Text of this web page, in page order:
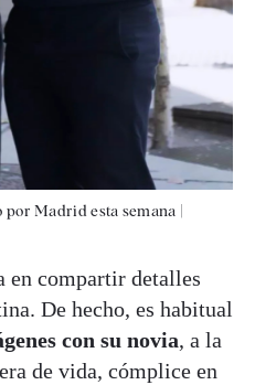
Madrid esta semana
en compartir detalles
De hecho, es habitual
con su novia, a la
de vida, cómplice en